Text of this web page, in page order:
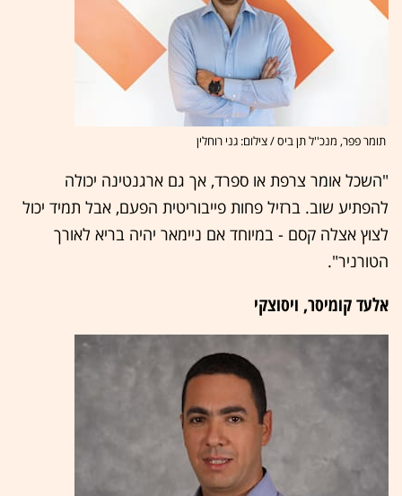
תומר פפר, מנכ''ל תן ביס / צילום: גני רוחלין
"השכל אומר צרפת או ספרד, אך גם ארגנטינה יכולה
להפתיע שוב. ברזיל פחות פייבוריטית הפעם, אבל תמיד יכול
לצוץ אצלה קסם - במיוחד אם ניימאר יהיה בריא לאורך
הטורניר".
אלעד קומיסר, ויסוצקי